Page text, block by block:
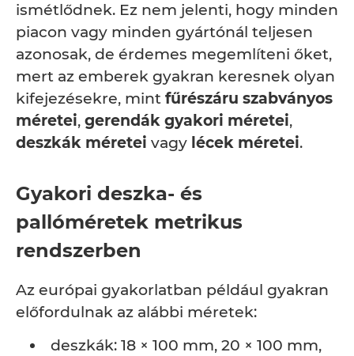
ismétlődnek. Ez nem jelenti, hogy minden
piacon vagy minden gyártónál teljesen
azonosak, de érdemes megemlíteni őket,
mert az emberek gyakran keresnek olyan
kifejezésekre, mint fűrészáru szabványos
méretei, gerendák gyakori méretei,
deszkák méretei vagy lécek méretei.
Gyakori deszka- és
pallóméretek metrikus
rendszerben
Az európai gyakorlatban például gyakran
előfordulnak az alábbi méretek:
deszkák: 18 × 100 mm, 20 × 100 mm,